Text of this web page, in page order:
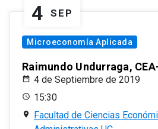
4 SEP
Microeconomía Aplicada
Raimundo Undurraga,
4 de Septiembre de 2019
15:30
Facultad de Ciencias